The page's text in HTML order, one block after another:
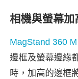
相機與螢幕加
MagStand 360
邊框及螢幕邊緣
時，加高的邊框